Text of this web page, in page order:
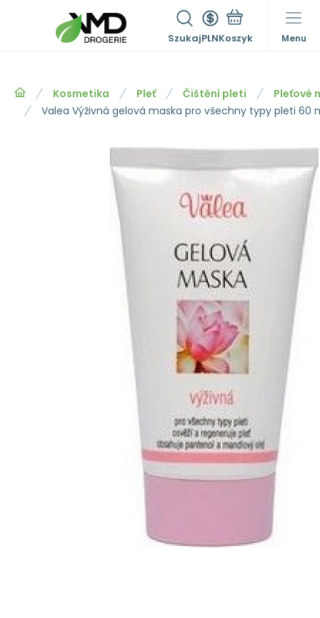
SzukajPLN Menu
Kosmetika Pleť Čištění pleti
Pleťové
Valea Výživná gelová maska pro všechny typy pleti 60